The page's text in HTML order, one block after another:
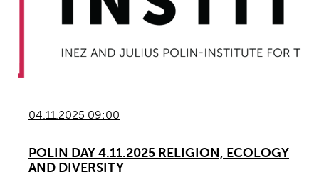
04.11.2025 09:00
POLIN DAY 4.11.2025 RELIGION, ECOLOGY
AND DIVERSITY